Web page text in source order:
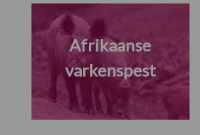
Afrikaanse
varkenspest